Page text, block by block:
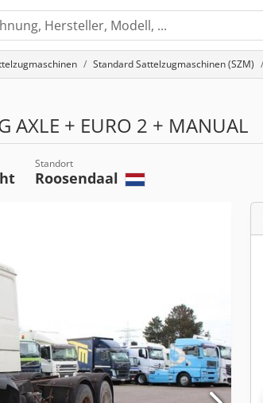
Standard Sattelzugmaschinen (SZM)
AXLE + EURO 2 + MANUAL
Standort
Roosendaal